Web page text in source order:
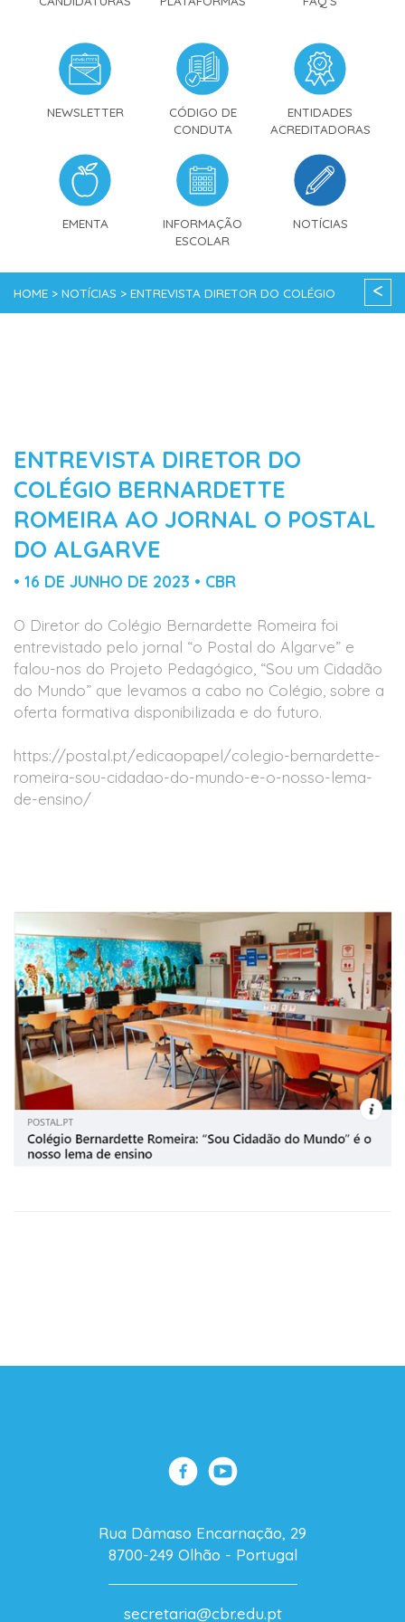
NEWSLETTER
CÓDIGO DE
CONDUTA
ENTIDADES
ACREDITADORAS
EMENTA
INFORMAÇÃO
ESCOLAR
NOTÍCIAS
HOME > NOTÍCIAS > ENTREVISTA DIRETOR DO COLÉGIO <
ENTREVISTA DIRETOR DO
COLÉGIO BERNARDETTE
ROMEIRA AO JORNAL O POSTAL
DO ALGARVE
• 16 DE JUNHO DE 2023 • CBR
O Diretor do Colégio Bernardette Romeira foi
entrevistado pelo jornal “o Postal do Algarve” e
falou-nos do Projeto Pedagógico, “Sou um Cidadão
do Mundo” que levamos a cabo no Colégio, sobre a
oferta formativa disponibilizada e do futuro.
https://postal.pt/edicaopapel/colegio-bernardette-
romeira-sou-cidadao-do-mundo-e-o-nosso-lema-
de-ensino/
Rua Dâmaso Encarnação, 29
8700-249 Olhão - Portugal
secretaria@cbr.edu.pt